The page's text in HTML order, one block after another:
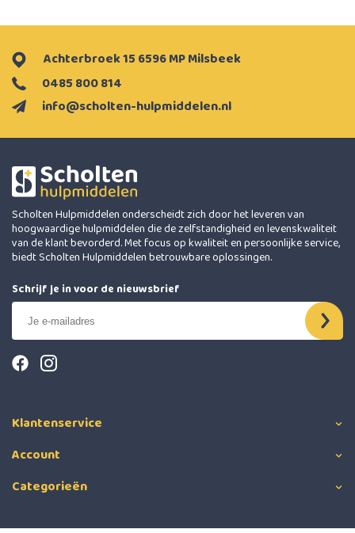
info@scholten-hulpmiddelen.nl
0485 800 814
Achterbroek 15 6596 MP Milsbeek
Scholten Hulpmiddelen onderscheidt zich door het leveren van
hoogwaardige hulpmiddelen die de zelfstandigheid en levenskwaliteit
van de klant bevorderd. Met focus op kwaliteit en persoonlijke service,
biedt Scholten Hulpmiddelen betrouwbare oplossingen.
Schrijf je in voor de nieuwsbrief
Klantenservice
Account
Categorieën